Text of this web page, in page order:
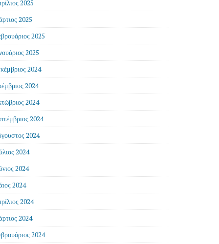
2025
2025
2025
2025
2024
2024
2024
2024
2024
2024
2024
2024
2024
2024
2024